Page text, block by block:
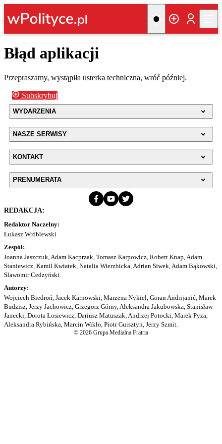
Błąd aplikacji
Przepraszamy, wystąpiła usterka techniczna, wróć później.
Subskrybuj
WYDARZENIA
NASZE SERWISY
KONTAKT
PRENUMERATA
REDAKCJA:
Redaktor Naczelny:
Łukasz Wróblewski
Zespół:
Joanna Jaszczuk, Adam Kacprzak, Tomasz Karpowicz, Robert Knap, Adam
Staniewicz, Kamil Kwiatek, Natalia Wierzbicka, Adrian Siwek, Adam Bąkowski,
Sławomir Cedzyński.
Autorzy:
Wojciech Biedroń, Jacek Karnowski, Marzena Nykiel, Goran Andrijanić, Marek
Budzisz, Jerzy Jachowicz, Grzegorz Górny, Aleksandra Jakubowska, Stanisław
Janecki, Dorota Łosiewicz, Dariusz Matuszak, Andrzej Potocki, Marek Pyza,
Aleksandra Rybińska, Marcin Wikło, Piotr Gursztyn, Jerzy Szmit.
© 2026 Grupa Medialna Fratria